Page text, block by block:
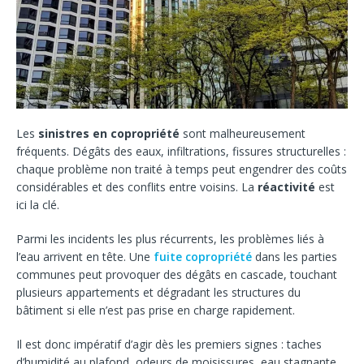
Les sinistres en copropriété sont malheureusement
fréquents. Dégâts des eaux, infiltrations, fissures structurelles :
chaque problème non traité à temps peut engendrer des coûts
considérables et des conflits entre voisins. La réactivité est
ici la clé.
Parmi les incidents les plus récurrents, les problèmes liés à
l’eau arrivent en tête. Une fuite copropriété dans les parties
communes peut provoquer des dégâts en cascade, touchant
plusieurs appartements et dégradant les structures du
bâtiment si elle n’est pas prise en charge rapidement.
Il est donc impératif d’agir dès les premiers signes : taches